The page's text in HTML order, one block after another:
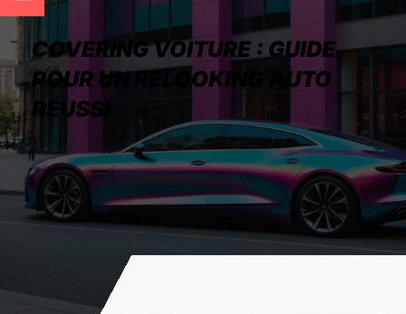
COVERING VOITURE : GUIDE
POUR UN RELOOKING AUTO
RÉUSSI